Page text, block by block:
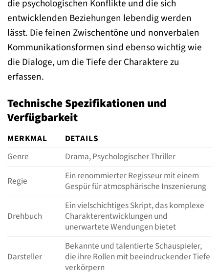
die psychologischen Konflikte und die sich
entwicklenden Beziehungen lebendig werden
lässt. Die feinen Zwischentöne und nonverbalen
Kommunikationsformen sind ebenso wichtig wie
die Dialoge, um die Tiefe der Charaktere zu
erfassen.
Technische Spezifikationen und
Verfügbarkeit
MERKMAL
DETAILS
Genre
Drama, Psychologischer Thriller
Regie
Ein renommierter Regisseur mit einem
Gespür für atmosphärische Inszenierung
Drehbuch
Ein vielschichtiges Skript, das komplexe
Charakterentwicklungen und
unerwartete Wendungen bietet
Darsteller
Bekannte und talentierte Schauspieler,
die ihre Rollen mit beeindruckender Tiefe
verkörpern